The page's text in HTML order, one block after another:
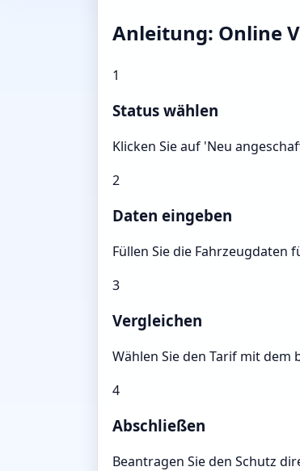
Anleitung: Online
1
Status wählen
Klicken Sie auf 'Neu
2
Daten eingeben
Füllen Sie die Fahrzeugdaten
3
Vergleichen
Wählen Sie den Tarif mit dem
4
Abschließen
Beantragen Sie den Schutz